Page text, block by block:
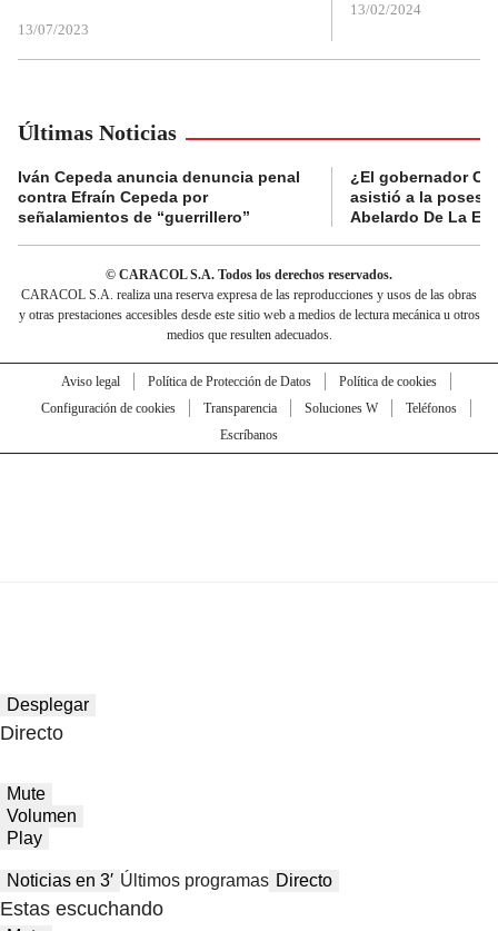
13/07/2023
13/02/2024
Últimas Noticias
Iván Cepeda anuncia denuncia penal
contra Efraín Cepeda por
señalamientos de “guerrillero”
¿El gobernador
asistió a la
Abelardo De La
© CARACOL S.A. Todos los derechos reservados.
CARACOL S.A. realiza una reserva expresa de las reproducciones y usos de las obras
y otras prestaciones accesibles desde este sitio web a medios de lectura mecánica u otros
medios que resulten adecuados.
Aviso legal Política de Protección de Datos
Política de cookies
Configuración de cookies
Transparencia Soluciones W
Teléfonos
Escríbanos
Desplegar
Directo
Mute
Volumen
Play
Noticias en 3′ Últimos programas Directo
Estas escuchando